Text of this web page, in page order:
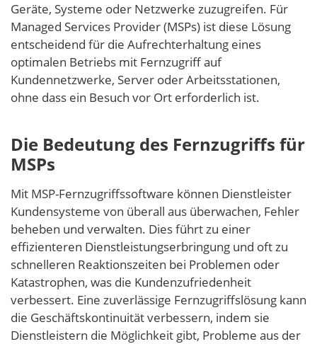
Geräte, Systeme oder Netzwerke zuzugreifen. Für
Managed Services Provider (MSPs) ist diese Lösung
entscheidend für die Aufrechterhaltung eines
optimalen Betriebs mit Fernzugriff auf
Kundennetzwerke, Server oder Arbeitsstationen,
ohne dass ein Besuch vor Ort erforderlich ist.
Die Bedeutung des Fernzugriffs für
MSPs
Mit MSP-Fernzugriffssoftware können Dienstleister
Kundensysteme von überall aus überwachen, Fehler
beheben und verwalten. Dies führt zu einer
effizienteren Dienstleistungserbringung und oft zu
schnelleren Reaktionszeiten bei Problemen oder
Katastrophen, was die Kundenzufriedenheit
verbessert. Eine zuverlässige Fernzugriffslösung kann
die Geschäftskontinuität verbessern, indem sie
Dienstleistern die Möglichkeit gibt, Probleme aus der